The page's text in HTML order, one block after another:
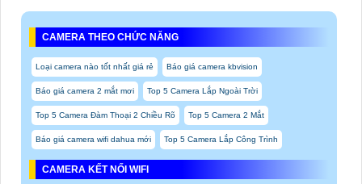
CAMERA THEO CHỨC NĂNG
Loại camera nào tốt nhất giá rẻ Báo giá camera kbvision
Báo giá camera 2 mắt mơi Top 5 Camera Lắp Ngoài Trời
Top 5 Camera Đàm Thoại 2 Chiều Rõ Top 5 Camera 2 Mắt
Báo giá camera wifi dahua mới Top 5 Camera Lắp Công Trình
CAMERA KẾT NỐI WIFI